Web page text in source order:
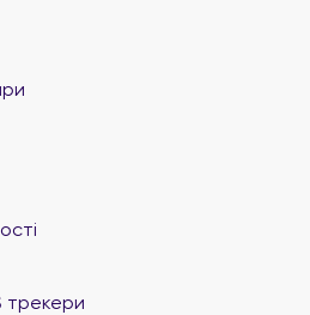
трекери